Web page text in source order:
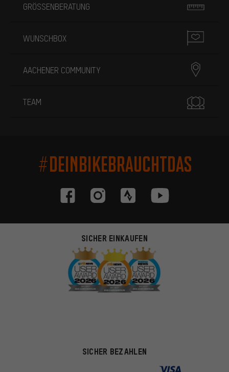
GRÖSSENBERATUNG
WUNSCHBOX
AACHENER COMMUNITY
TEAM
#DEINBIKEBRAUCHTDAS
SICHER EINKAUFEN
SICHER BEZAHLEN